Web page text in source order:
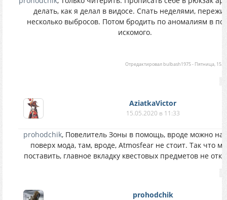
делать, как я делал в видосе. Спать неделями,
несколько выбросов. Потом бродить по аномалиям в
искомого.
Отредактировал bulbash1975- Пятница,
AziatkaVictor
15.05.2020 в 11:33
prohodchik, Повелитель Зоны в помощь, вроде можно
поверх мода, там, вроде, Atmosfear не стоит. Так что
поставить, главное вкладку квестовых предметов не
prohodchik